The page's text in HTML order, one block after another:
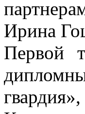
Ирина
Первой